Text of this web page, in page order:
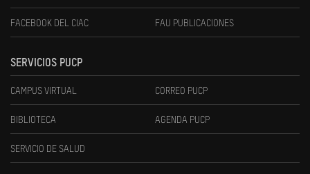
FACEBOOK DEL CIAC FAU PUBLICACIONES
SERVICIOS PUCP
CAMPUS VIRTUAL CORREO PUCP
BIBLIOTECA AGENDA PUCP
SERVICIO DE SALUD